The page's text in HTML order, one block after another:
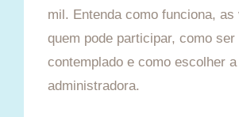
mil. Entenda como funciona, as
quem pode participar, como ser
contemplado e como escolher
administradora.